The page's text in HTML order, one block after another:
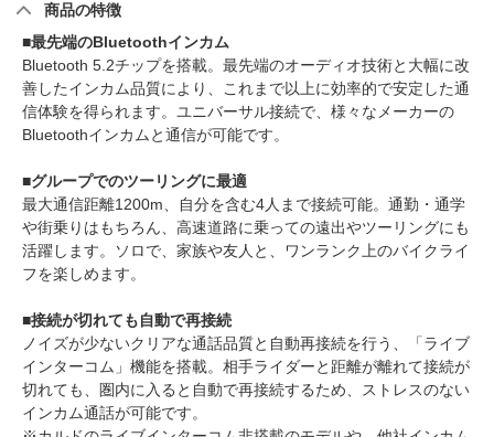
商品の特徴
■最先端のBluetoothインカム
Bluetooth 5.2チップを搭載。最先端のオーディオ技術と大幅に改
善したインカム品質により、これまで以上に効率的で安定した通
信体験を得られます。ユニバーサル接続で、様々なメーカーの
Bluetoothインカムと通信が可能です。
■グループでのツーリングに最適
最大通信距離1200m、自分を含む4人まで接続可能。通勤・通学
や街乗りはもちろん、高速道路に乗っての遠出やツーリングにも
活躍します。ソロで、家族や友人と、ワンランク上のバイクライ
フを楽しめます。
■接続が切れても自動で再接続
ノイズが少ないクリアな通話品質と自動再接続を行う、「ライブ
インターコム」機能を搭載。相手ライダーと距離が離れて接続が
切れても、圏内に入ると自動で再接続するため、ストレスのない
インカム通話が可能です。